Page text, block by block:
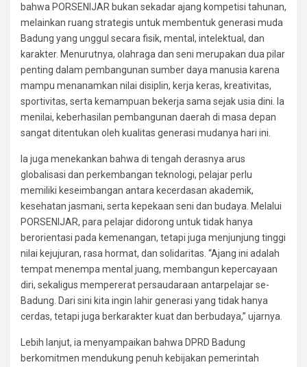
bahwa PORSENIJAR bukan sekadar ajang kompetisi tahunan,
melainkan ruang strategis untuk membentuk generasi muda
Badung yang unggul secara fisik, mental, intelektual, dan
karakter. Menurutnya, olahraga dan seni merupakan dua pilar
penting dalam pembangunan sumber daya manusia karena
mampu menanamkan nilai disiplin, kerja keras, kreativitas,
sportivitas, serta kemampuan bekerja sama sejak usia dini. Ia
menilai, keberhasilan pembangunan daerah di masa depan
sangat ditentukan oleh kualitas generasi mudanya hari ini.
Ia juga menekankan bahwa di tengah derasnya arus
globalisasi dan perkembangan teknologi, pelajar perlu
memiliki keseimbangan antara kecerdasan akademik,
kesehatan jasmani, serta kepekaan seni dan budaya. Melalui
PORSENIJAR, para pelajar didorong untuk tidak hanya
berorientasi pada kemenangan, tetapi juga menjunjung tinggi
nilai kejujuran, rasa hormat, dan solidaritas. “Ajang ini adalah
tempat menempa mental juang, membangun kepercayaan
diri, sekaligus mempererat persaudaraan antarpelajar se-
Badung. Dari sini kita ingin lahir generasi yang tidak hanya
cerdas, tetapi juga berkarakter kuat dan berbudaya,” ujarnya.
Lebih lanjut, ia menyampaikan bahwa DPRD Badung
berkomitmen mendukung penuh kebijakan pemerintah